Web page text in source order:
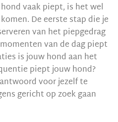
vaak piept, is het wel
De eerste stap die je
van het piepgedrag
van de dag piept
is jouw hond aan het
piept jouw hond?
voor jezelf te
gericht op zoek gaan